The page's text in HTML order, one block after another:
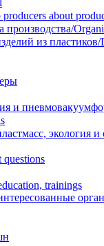
about
из пластиков/
и
экология
trainings